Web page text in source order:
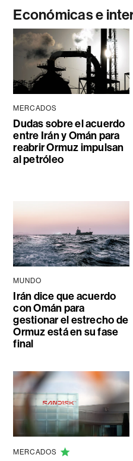
Económicas e
MERCADOS
Dudas sobre el acuerdo
entre Irán y Omán para
reabrir Ormuz impulsan
al petróleo
MUNDO
Irán dice que acuerdo
con Omán para
gestionar el estrecho de
Ormuz está en su fase
final
MERCADOS